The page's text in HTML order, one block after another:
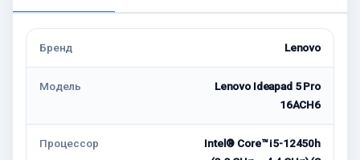
Бренд Lenovo
Модель
Lenovo Ideapad 5 Pro
16ACH6
Процессор
Intel® Core™ i5-12450h